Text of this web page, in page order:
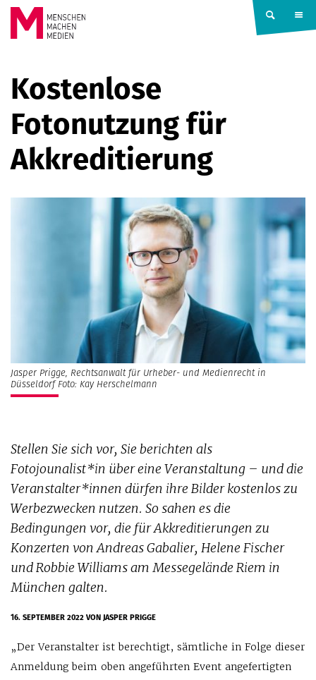
Springe zum Inhalt
MACHEN
MEDIEN
Kostenlose
Fotonutzung für
Akkreditierung
Jasper Prigge, Rechtsanwalt für Urheber- und Medienrecht in
Düsseldorf Foto: Kay Herschelmann
Stellen Sie sich vor, Sie berichten als
Fotojounalist*in über eine Veranstaltung – und die
Veranstalter*innen dürfen ihre Bilder kostenlos zu
Werbezwecken nutzen. So sahen es die
Bedingungen vor, die für Akkreditierungen zu
Konzerten von Andreas Gabalier, Helene Fischer
und Robbie Williams am Messegelände Riem in
München galten.
16. SEPTEMBER 2022VON JASPER PRIGGE
„Der Veranstalter ist berechtigt, sämtliche in Folge dieser
Anmeldung beim oben angeführten Event angefertigten